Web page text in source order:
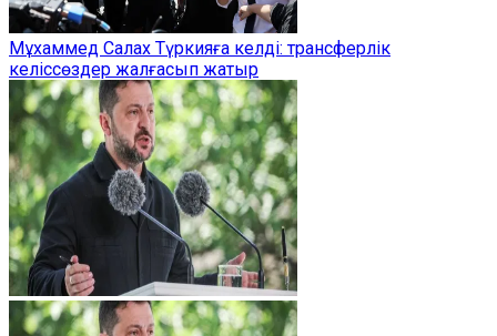
Мұхаммед Салах Түркияға келді: трансферлік
келіссөздер жалғасып жатыр